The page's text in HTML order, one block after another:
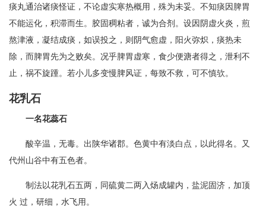
痰丸通治诸痰怪证，不论虚实寒热概用，殊为未妥。不知痰因脾胃
不能运化，积滞而生。胶固稠粘者，诚为合剂。设因阴虚火炎，煎
熬津液，凝结成痰，如误投之，则阴气愈虚，阳火弥炽，痰热未
除，而脾胃先为之败矣。况乎脾胃虚寒，食少便溏者得之，泄利不
止，祸不旋踵。若小儿多变慢脾风证，每致不救，可不慎欤。
花乳石
一名花蕊石
酸辛温，无毒。出陕华诸郡。色黄中有淡白点，以此得名。又
代州山谷中有五色者。
制法以花乳石五两，同硫黄二两入炀成罐内，盐泥固济，加顶
火 过，研细，水飞用。